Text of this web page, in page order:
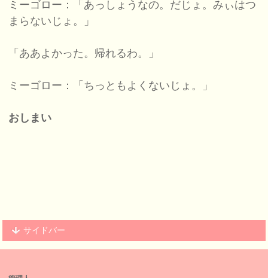
ミーゴロー：「あっしょうなの。だじょ。みぃはつ
まらないじょ。」
「ああよかった。帰れるわ。」
ミーゴロー：「ちっともよくないじょ。」
おしまい
サイドバー